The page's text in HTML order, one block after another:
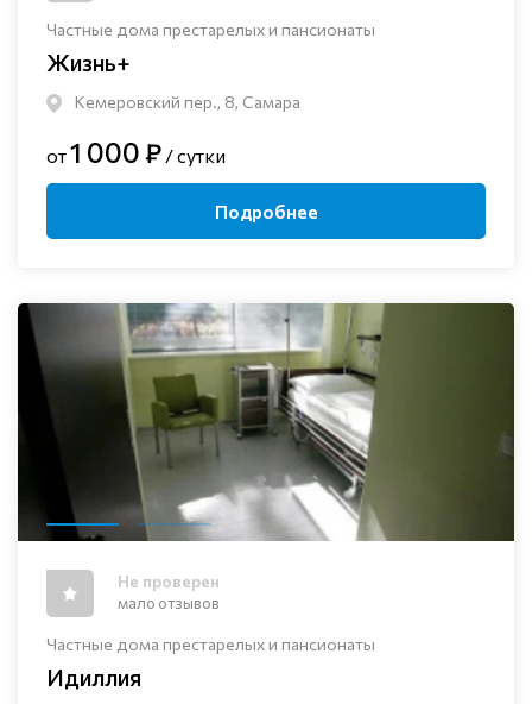
Частные дома престарелых и пансионаты
Жизнь+
Кемеровский пер., 8, Самара
от1 000 ₽ / сутки
Подробнее
Частные дома престарелых и пансионаты
Идиллия
Не проверен
мало отзывов